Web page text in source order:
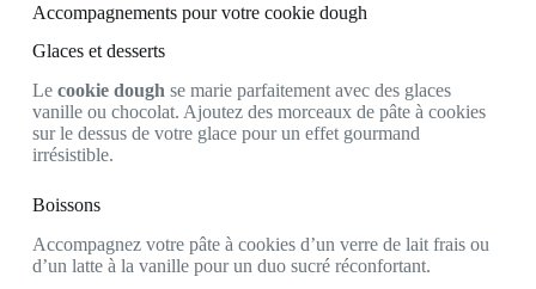
Accompagnements pour votre cookie dough
Glaces et desserts
Le cookie dough se marie parfaitement avec des glaces
vanille ou chocolat. Ajoutez des morceaux de pâte à cookies
sur le dessus de votre glace pour un effet gourmand
irrésistible.
Boissons
Accompagnez votre pâte à cookies d’un verre de lait frais ou
d’un latte à la vanille pour un duo sucré réconfortant.